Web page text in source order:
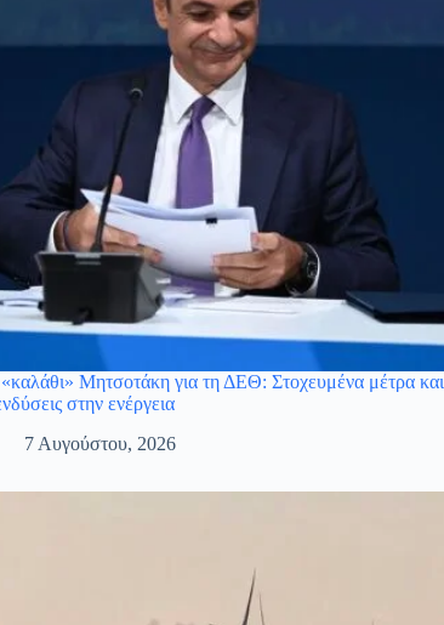
Μητσοτάκη για τη ΔΕΘ: Στοχευμένα μέτρα και
στην ενέργεια
7 Αυγούστου, 2026